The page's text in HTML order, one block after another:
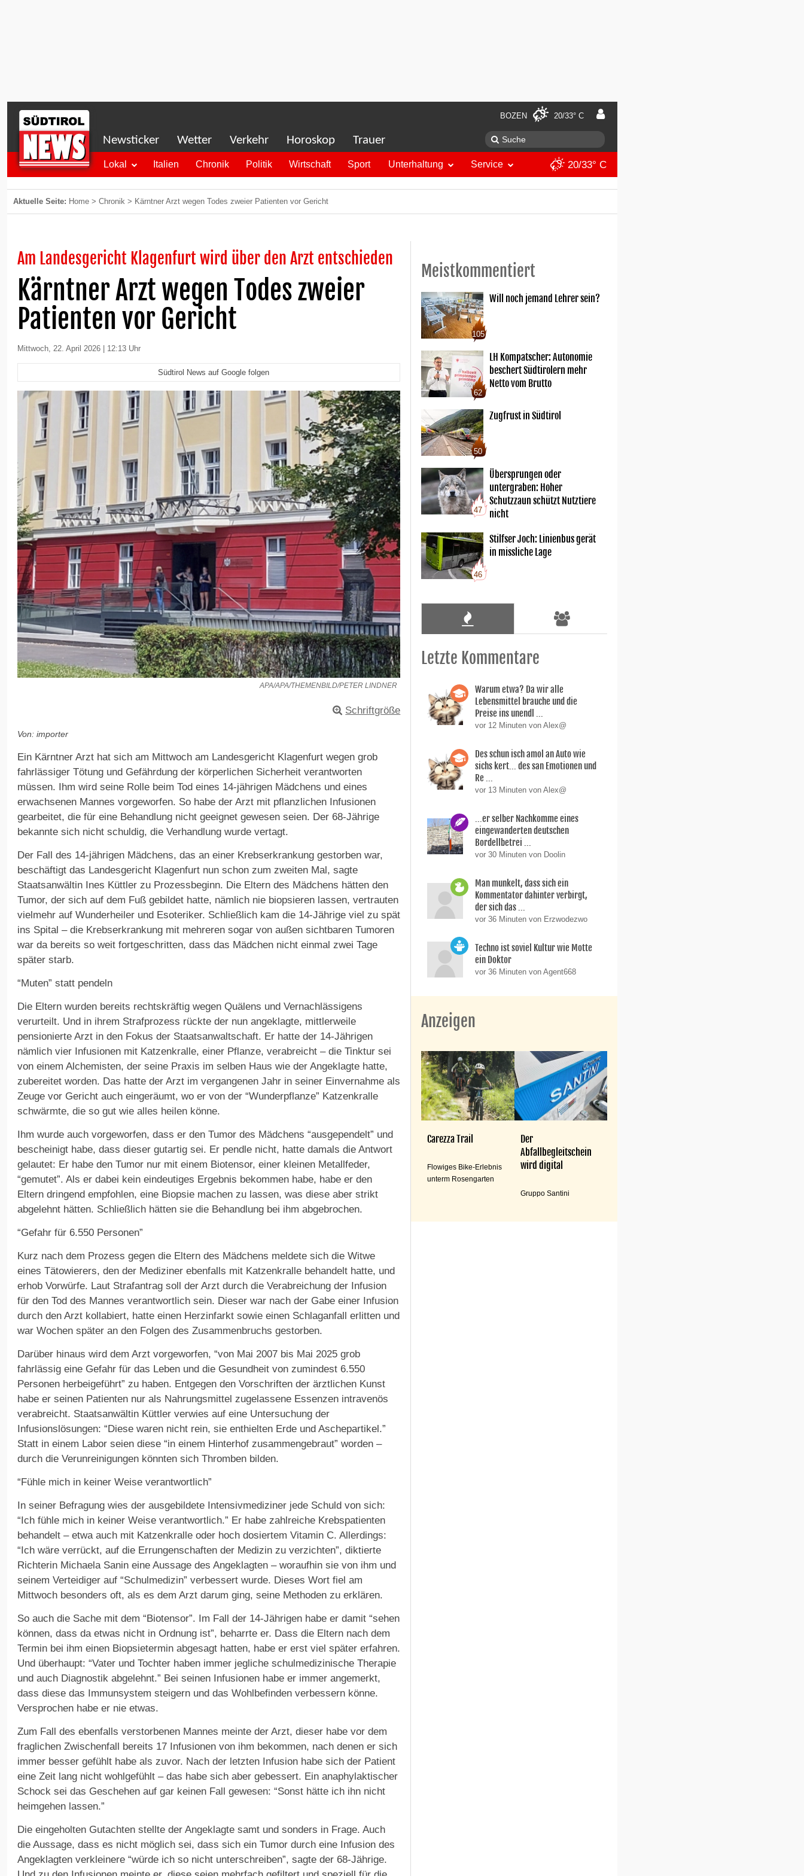
BOZEN 20/33° C
Newsticker Wetter Verkehr Horoskop Trauer
Lokal Italien Chronik Politik Wirtschaft Sport Unterhaltung Service 20/33° C
Aktuelle Seite: Home > Chronik > Kärntner Arzt wegen Todes zweier Patienten vor Gericht
Am Landesgericht Klagenfurt wird über den Arzt entschieden
Kärntner Arzt wegen Todes zweier
Patienten vor Gericht
Mittwoch, 22. April 2026 | 12:13 Uhr
Südtirol News auf Google folgen
APA/APA/THEMENBILD/PETER LINDNER
Schriftgröße
Von: importer
Ein Kärntner Arzt hat sich am Mittwoch am Landesgericht Klagenfurt wegen grob
fahrlässiger Tötung und Gefährdung der körperlichen Sicherheit verantworten
müssen. Ihm wird seine Rolle beim Tod eines 14-jährigen Mädchens und eines
erwachsenen Mannes vorgeworfen. So habe der Arzt mit pflanzlichen Infusionen
gearbeitet, die für eine Behandlung nicht geeignet gewesen seien. Der 68-Jährige
bekannte sich nicht schuldig, die Verhandlung wurde vertagt.
Der Fall des 14-jährigen Mädchens, das an einer Krebserkrankung gestorben war,
beschäftigt das Landesgericht Klagenfurt nun schon zum zweiten Mal, sagte
Staatsanwältin Ines Küttler zu Prozessbeginn. Die Eltern des Mädchens hätten den
Tumor, der sich auf dem Fuß gebildet hatte, nämlich nie biopsieren lassen, vertrauten
vielmehr auf Wunderheiler und Esoteriker. Schließlich kam die 14-Jährige viel zu spät
ins Spital – die Krebserkrankung mit mehreren sogar von außen sichtbaren Tumoren
war da bereits so weit fortgeschritten, dass das Mädchen nicht einmal zwei Tage
später starb.
“Muten” statt pendeln
Die Eltern wurden bereits rechtskräftig wegen Quälens und Vernachlässigens
verurteilt. Und in ihrem Strafprozess rückte der nun angeklagte, mittlerweile
pensionierte Arzt in den Fokus der Staatsanwaltschaft. Er hatte der 14-Jährigen
nämlich vier Infusionen mit Katzenkralle, einer Pflanze, verabreicht – die Tinktur sei
von einem Alchemisten, der seine Praxis im selben Haus wie der Angeklagte hatte,
zubereitet worden. Das hatte der Arzt im vergangenen Jahr in seiner Einvernahme als
Zeuge vor Gericht auch eingeräumt, wo er von der “Wunderpflanze” Katzenkralle
schwärmte, die so gut wie alles heilen könne.
Ihm wurde auch vorgeworfen, dass er den Tumor des Mädchens “ausgependelt” und
bescheinigt habe, dass dieser gutartig sei. Er pendle nicht, hatte damals die Antwort
gelautet: Er habe den Tumor nur mit einem Biotensor, einer kleinen Metallfeder,
“gemutet”. Als er dabei kein eindeutiges Ergebnis bekommen habe, habe er den
Eltern dringend empfohlen, eine Biopsie machen zu lassen, was diese aber strikt
abgelehnt hätten. Schließlich hätten sie die Behandlung bei ihm abgebrochen.
“Gefahr für 6.550 Personen”
Kurz nach dem Prozess gegen die Eltern des Mädchens meldete sich die Witwe
eines Tätowierers, den der Mediziner ebenfalls mit Katzenkralle behandelt hatte, und
erhob Vorwürfe. Laut Strafantrag soll der Arzt durch die Verabreichung der Infusion
für den Tod des Mannes verantwortlich sein. Dieser war nach der Gabe einer Infusion
durch den Arzt kollabiert, hatte einen Herzinfarkt sowie einen Schlaganfall erlitten und
war Wochen später an den Folgen des Zusammenbruchs gestorben.
Darüber hinaus wird dem Arzt vorgeworfen, “von Mai 2007 bis Mai 2025 grob
fahrlässig eine Gefahr für das Leben und die Gesundheit von zumindest 6.550
Personen herbeigeführt” zu haben. Entgegen den Vorschriften der ärztlichen Kunst
habe er seinen Patienten nur als Nahrungsmittel zugelassene Essenzen intravenös
verabreicht. Staatsanwältin Küttler verwies auf eine Untersuchung der
Infusionslösungen: “Diese waren nicht rein, sie enthielten Erde und Aschepartikel.”
Statt in einem Labor seien diese “in einem Hinterhof zusammengebraut” worden –
durch die Verunreinigungen könnten sich Thromben bilden.
“Fühle mich in keiner Weise verantwortlich”
In seiner Befragung wies der ausgebildete Intensivmediziner jede Schuld von sich:
“Ich fühle mich in keiner Weise verantwortlich.” Er habe zahlreiche Krebspatienten
behandelt – etwa auch mit Katzenkralle oder hoch dosiertem Vitamin C. Allerdings:
“Ich wäre verrückt, auf die Errungenschaften der Medizin zu verzichten”, diktierte
Richterin Michaela Sanin eine Aussage des Angeklagten – woraufhin sie von ihm und
seinem Verteidiger auf “Schulmedizin” verbessert wurde. Dieses Wort fiel am
Mittwoch besonders oft, als es dem Arzt darum ging, seine Methoden zu erklären.
So auch die Sache mit dem “Biotensor”. Im Fall der 14-Jährigen habe er damit “sehen
können, dass da etwas nicht in Ordnung ist”, beharrte er. Dass die Eltern nach dem
Termin bei ihm einen Biopsietermin abgesagt hatten, habe er erst viel später erfahren.
Und überhaupt: “Vater und Tochter haben immer jegliche schulmedizinische Therapie
und auch Diagnostik abgelehnt.” Bei seinen Infusionen habe er immer angemerkt,
dass diese das Immunsystem steigern und das Wohlbefinden verbessern könne.
Versprochen habe er nie etwas.
Zum Fall des ebenfalls verstorbenen Mannes meinte der Arzt, dieser habe vor dem
fraglichen Zwischenfall bereits 17 Infusionen von ihm bekommen, nach denen er sich
immer besser gefühlt habe als zuvor. Nach der letzten Infusion habe sich der Patient
eine Zeit lang nicht wohlgefühlt – das habe sich aber gebessert. Ein anaphylaktischer
Schock sei das Geschehen auf gar keinen Fall gewesen: “Sonst hätte ich ihn nicht
heimgehen lassen.”
Die eingeholten Gutachten stellte der Angeklagte samt und sonders in Frage. Auch
die Aussage, dass es nicht möglich sei, dass sich ein Tumor durch eine Infusion des
Angeklagten verkleinere “würde ich so nicht unterschreiben”, sagte der 68-Jährige.
Meistkommentiert
105
Will noch jemand Lehrer sein?
62
LH Kompatscher: Autonomie
beschert Südtirolern mehr
Netto vom Brutto
50
Zugfrust in Südtirol
47
Übersprungen oder
untergraben: Hoher
Schutzzaun schützt Nutztiere
nicht
46
Stilfser Joch: Linienbus gerät
in missliche Lage
Letzte Kommentare
Warum etwa? Da wir alle
Lebensmittel brauche und die
Preise ins unendl ...
vor 12 Minuten von Alex@
Des schun isch amol an Auto wie
sichs kert... des san Emotionen und
Re ...
vor 13 Minuten von Alex@
...er selber Nachkomme eines
eingewanderten deutschen
Bordellbetrei ...
vor 30 Minuten von Doolin
Man munkelt, dass sich ein
Kommentator dahinter verbirgt,
der sich das ...
vor 36 Minuten von Erzwodezwo
Techno ist soviel Kultur wie Motte
ein Doktor
vor 36 Minuten von Agent668
Anzeigen
Carezza Trail
Flowiges Bike-Erlebnis
unterm Rosengarten
Der
Abfallbegleitschein
wird digital
Gruppo Santini